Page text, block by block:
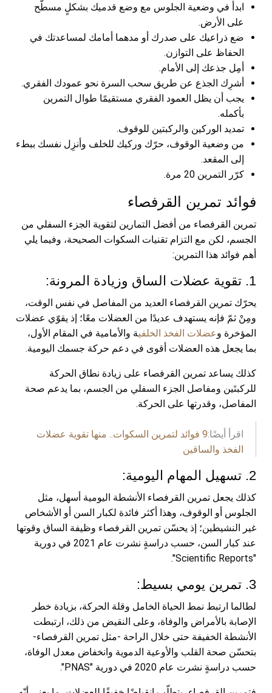
ابدأ في وضعية الجلوس مع وضع قدميك بشكلٍ مسطّح
على الأرض.
ضع ذراعيك على صدرك أو مدهما أمامك لمساعدتك في
الحفاظ على التوازن.
أمِل جذعك إلى الأمام.
أشرِك الجذع عن طريق سحب السرة نحو عمودك الفقري.
يجب أن يظل العمود الفقري مستقيمًا طوال التمرين
بأكمله.
تمديد الوركين والركبتين للوقوف.
من وضعية الوقوف، حرّك وركيك للخلف وأنزِل نفسك ببطء
إلى المقعد.
كرّر التمرين 20 مرة.
فوائد تمرين القرفصاء
تمرين القرفصاء من أفضل التمارين لتقوية الجزء السفلي من
الجسم، لكن مع التزام تقنيات السكوات الصحيحة، وفيما يلي
أهم فوائد هذا التمرين:
1. تقوية عضلات الساق وزيادة المرونة:
يحرّك تمرين القرفصاء العديد من المفاصل في نفس الوقت،
ومِنْ ثمّ فإنه يستهدف عديدًا من العضلات معًا؛ إذ يقوّي عضلات
المؤخرة وعضلات الفخذ الخلفية والأمامية في المقام الأول،
بما يجعل هذه العضلات أقوى في دعم حركة جسمك اليومية.
كذلك يساعد تمرين القرفصاء على زيادة نطاق الحركة
للركبتَين ومفاصل الجزء السفلي من الجسم، بما يدعم صحة
المفاصل، وقدرتها على الحركة.
اقرأ أيضًا:
9 فوائد لتمرين السكوات.. منها تقوية عضلات
الفخذ والساقين
2. تسهيل المهام اليومية:
كذلك يجعل تمرين القرفصاء الأنشطة اليومية أسهل، مثل
الجلوس أو الوقوف، وهذا أكثر فائدة لكبار السن أو الأشخاص
غير النشيطين؛ إذ يحسّن تمرين القرفصاء وظيفة الساق وقوتها
عند كبار السن، حسب دراسةٍ نشرت عام 2021 في دورية
"Scientific Reports".
3. تمرين يومي بسيط:
لطالما ارتبط نمط الحياة الخامل وقلة الحركة، بزيادة خطر
الإصابة بالأمراض والوفاة، وعلى النقيض من ذلك، ارتبطت
الأنشطة الخفيفة حتى خلال الراحة -مثل تمرين القرفصاء-
بتحسّن صحة القلب والأوعية الدموية وانخفاض معدل الوفاة،
حسب دراسةٍ نشرت عام 2020 في دورية "PNAS".